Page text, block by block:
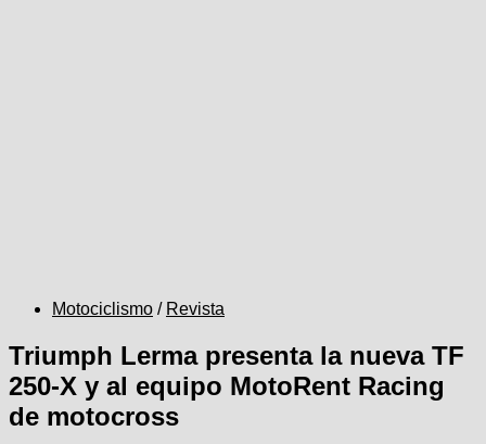
Motociclismo / Revista
Triumph Lerma presenta la nueva TF
250-X y al equipo MotoRent Racing
de motocross